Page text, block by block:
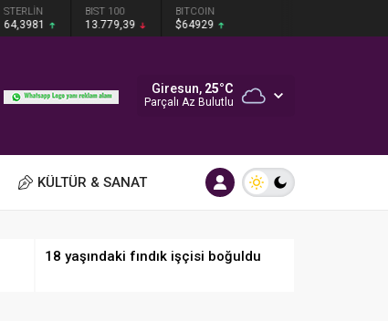
STERLİN
64,3981
BIST 100
13.779,39
BITCOIN
$64929
Giresun, 25°C
Parçalı Az Bulutlu
KÜLTÜR & SANAT
18 yaşındaki fındık işçisi boğuldu